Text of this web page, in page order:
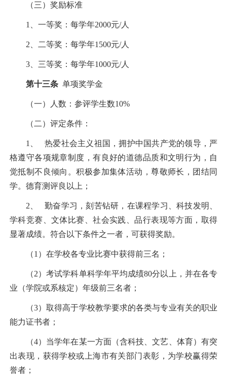
（三）奖励标准
1 、一等奖：每学年2000元/人
2 、二等奖：每学年1500元/人
3、三等奖：每学年1000元/人
第十三条 单项奖学金
（一）人数：参评学生数10%
（二）评定条件：
1、
热爱社会主义祖国，拥护中国共产党的领导，严
格遵守各项规章制度，有良好的道德品质和文明行为，自
觉抵制不良倾向。积极参加集体活动，尊敬师长，团结同
学。德育测评良以上；
2、
勤奋学习，刻苦钻研，在课程学习、科技发明、
学科竞赛、文体比赛、社会实践、品行表现等方面，取得
显著成绩。符合以下条件之一者，可获得奖励。
（1 ）在学校各专业比赛中获得前三名；
（2）考试学科单科学年平均成绩80分以上，并在各专
业（学院或系核定）年级前三名者；
（3）取得高于学校教学要求的各类与专业有关的职业
能力证书者；
（4）当学年在某一方面（含科技、文艺、体育）有突
出表现，获得学校或上海市有关部门表彰，为学校赢得荣
誉者；